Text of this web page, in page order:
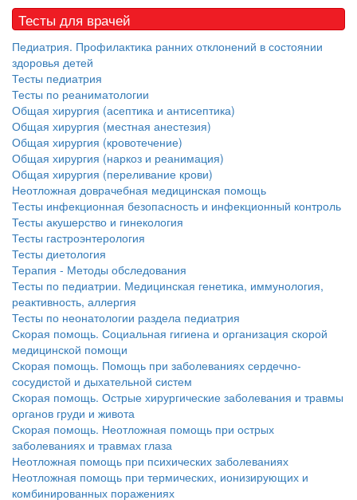
заключается в
нахождении одного из
родителей в
бесплатно, в течении всего срока лечения...
Тесты для врачей
Педиатрия. Профилактика ранних отклонений в состоянии
здоровья детей
Тесты педиатрия
Тесты по реаниматологии
Общая хирургия (асептика и антисептика)
Общая хирургия (местная анестезия)
Общая хирургия (кровотечение)
Общая хирургия (наркоз и реанимация)
Общая хирургия (переливание крови)
Неотложная доврачебная медицинская помощь
Тесты инфекционная безопасность и инфекционный контроль
Тесты акушерство и гинекология
Тесты гастроэнтерология
Тесты диетология
Терапия - Методы обследования
Тесты по педиатрии. Медицинская генетика, иммунология,
реактивность, аллергия
Тесты по неонатологии раздела педиатрия
Скорая помощь. Социальная гигиена и организация скорой
медицинской помощи
Скорая помощь. Помощь при заболеваниях сердечно-
сосудистой и дыхательной систем
Скорая помощь. Острые хирургические заболевания и травмы
органов груди и живота
Скорая помощь. Неотложная помощь при острых
заболеваниях и травмах глаза
Неотложная помощь при психических заболеваниях
Неотложная помощь при термических, ионизирующих и
комбинированных поражениях